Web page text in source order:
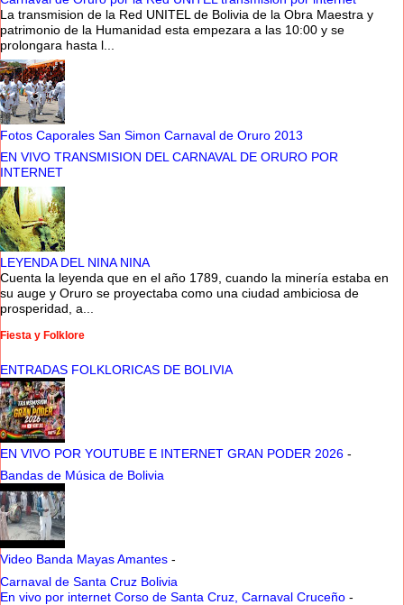
La transmision de la Red UNITEL de Bolivia de la Obra Maestra y
patrimonio de la Humanidad esta empezara a las 10:00 y se
prolongara hasta l...
Fotos Caporales San Simon Carnaval de Oruro 2013
EN VIVO TRANSMISION DEL CARNAVAL DE ORURO POR
INTERNET
LEYENDA DEL NINA NINA
Cuenta la leyenda que en el año 1789, cuando la minería estaba en
su auge y Oruro se proyectaba como una ciudad ambiciosa de
prosperidad, a...
Fiesta y Folklore
ENTRADAS FOLKLORICAS DE BOLIVIA
EN VIVO POR YOUTUBE E INTERNET GRAN PODER 2026 -
Bandas de Música de Bolivia
Video Banda Mayas Amantes -
Carnaval de Santa Cruz Bolivia
En vivo por internet Corso de Santa Cruz, Carnaval Cruceño -